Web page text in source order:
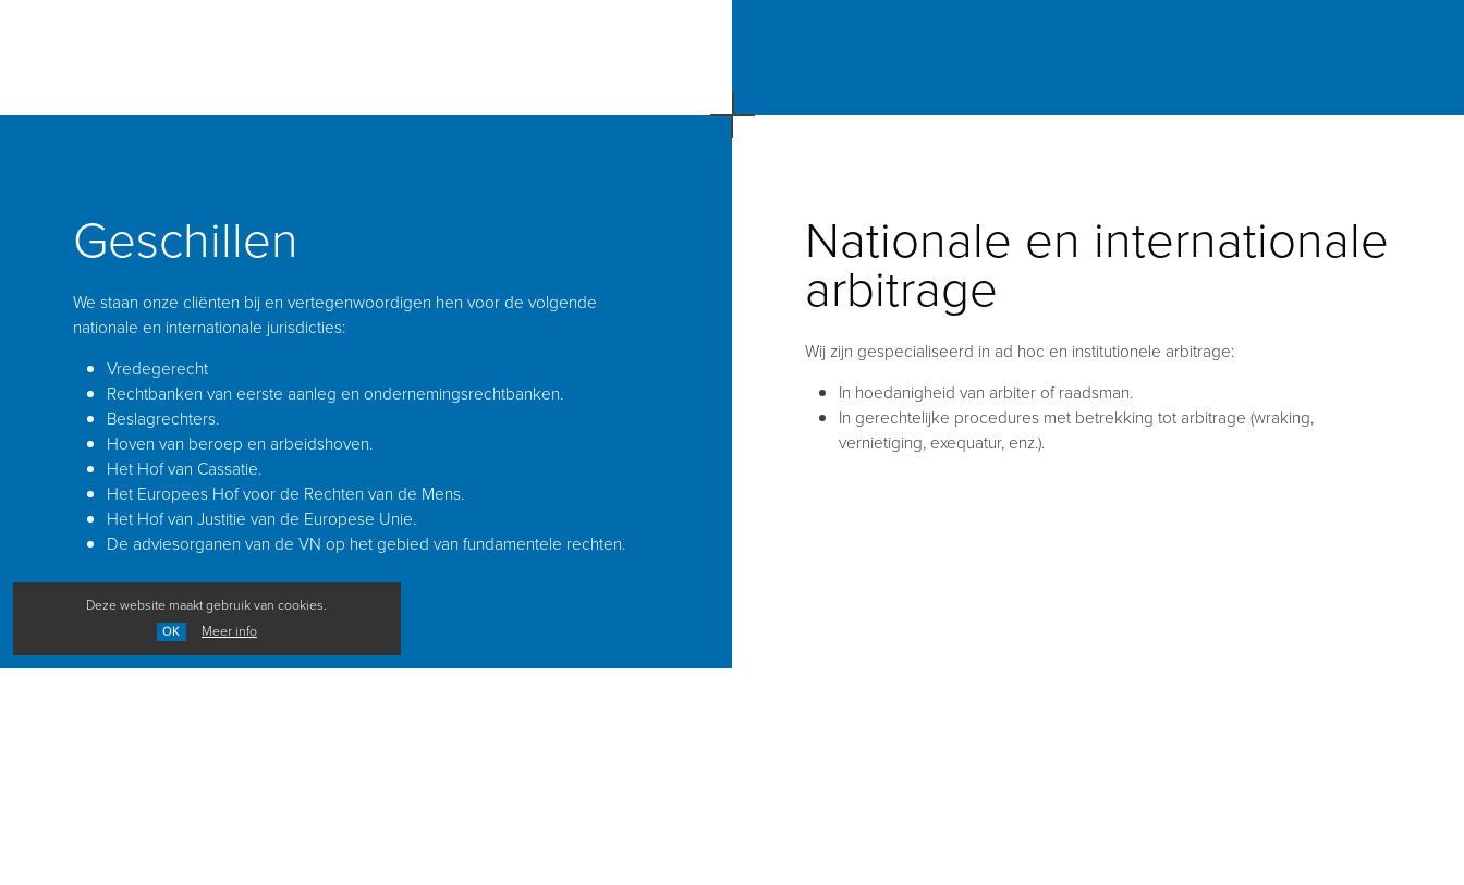
Geschillen
We staan onze cliënten bij en vertegenwoordigen hen voor de volgende
nationale en internationale jurisdicties:
Vredegerecht
Rechtbanken van eerste aanleg en ondernemingsrechtbanken.
Beslagrechters.
Hoven van beroep en arbeidshoven.
Het Hof van Cassatie.
Het Europees Hof voor de Rechten van de Mens.
Het Hof van Justitie van de Europese Unie.
De adviesorganen van de VN op het gebied van fundamentele rechten.
Nationale en internationale
arbitrage
Wij zijn gespecialiseerd in ad hoc en institutionele arbitrage:
In hoedanigheid van arbiter of raadsman.
In gerechtelijke procedures met betrekking tot arbitrage (wraking,
vernietiging, exequatur, enz.).
Deze website maakt gebruik van cookies.
OK Meer info